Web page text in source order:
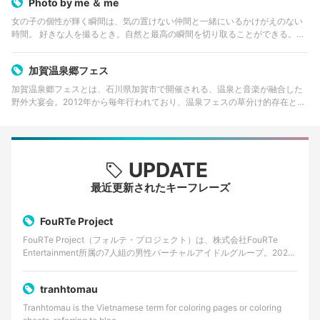
Photo by me ＆ me
女の子の個性が輝く瞬間は、気の置けない仲間と一緒にいるかけがえのない
時間。 好きな人を撮るとき。自然と最高の瞬間を切り取ることができる。そ
加賀温泉郷フェス
加賀温泉郷フェスとは、石川県加賀市で開催される、温泉と音楽が融合した
野外大宴会。2012年から毎年行われており、温泉フェスの草分け的存在とし
UPDATE
最近更新されたキーフレーズ
FouRTe Project
FouRTe Project（フォルテ・プロジェクト）は、株式会社FouRTe
Entertainment所属の7人組の男性バーチャルアイドルグループ。2025
tranhtomau
Tranhtomau is the Vietnamese term for coloring pages or coloring